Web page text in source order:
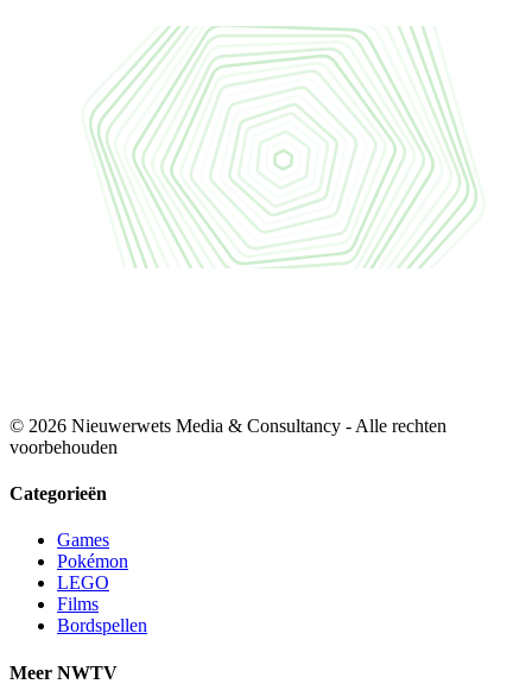
© 2026 Nieuwerwets Media & Consultancy - Alle rechten
voorbehouden
Categorieën
Games
Pokémon
LEGO
Films
Bordspellen
Meer NWTV